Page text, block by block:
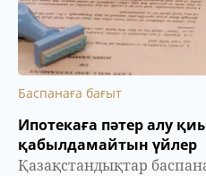
Баспанаға бағыт
Ипотекаға пәтер алу
қабылдамайтын үйлер
Қазақстандықтар